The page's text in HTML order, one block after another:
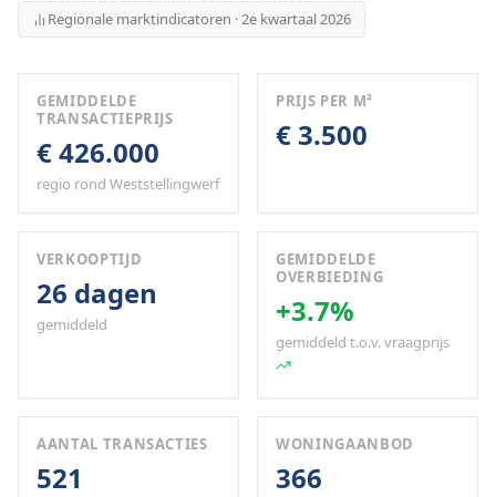
Regionale marktindicatoren · 2e kwartaal 2026
GEMIDDELDE
TRANSACTIEPRIJS
€ 426.000
regio rond Weststellingwerf
PRIJS PER M²
€ 3.500
VERKOOPTIJD
26 dagen
gemiddeld
GEMIDDELDE
OVERBIEDING
+3.7%
gemiddeld t.o.v. vraagprijs
AANTAL TRANSACTIES
521
WONINGAANBOD
366